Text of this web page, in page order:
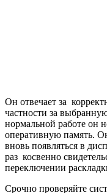
Он отвечает за
частности за
нормальной работе он
оперативную память.
вновь появляться в
раз косвенно
переключении
Срочно проверяйте